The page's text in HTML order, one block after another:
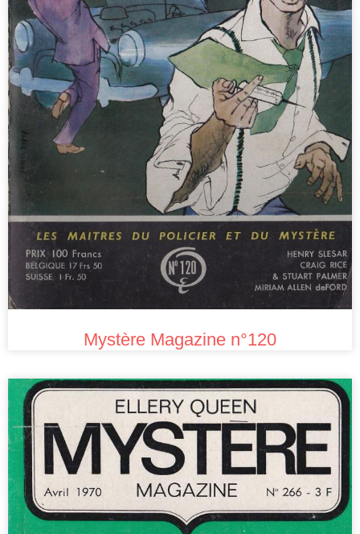
Mystère Magazine n°120